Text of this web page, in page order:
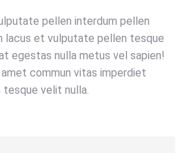
pellen interdum pellen
lacus et vulputate pellen tesque
egestas nulla metus vel sapien!
commun vitas imperdiet
velit nulla.